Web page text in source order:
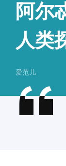
阿尔
人类
爱范儿